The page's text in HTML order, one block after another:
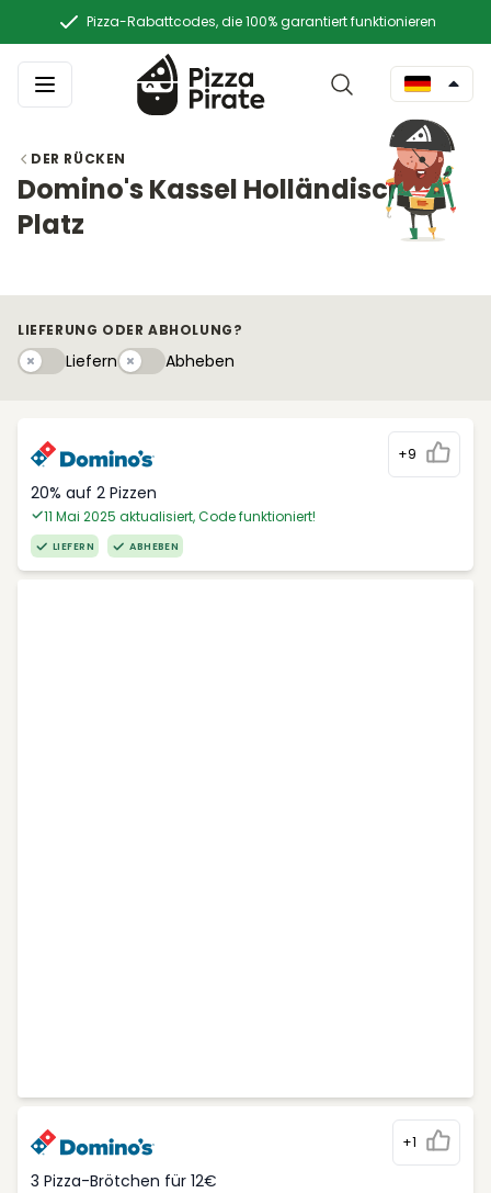
Pizza-Rabattcodes, die 100% garantiert funktionieren
DER RÜCKEN
Domino's Kassel Holländischer
Platz
LIEFERUNG ODER ABHOLUNG?
LiefernLiefernAbhebeny
Abheben
+9
20% auf 2 Pizzen
11 Mai 2025 aktualisiert, Code funktioniert!
LIEFERN ABHEBEN
+1
3 Pizza-Brötchen für 12€